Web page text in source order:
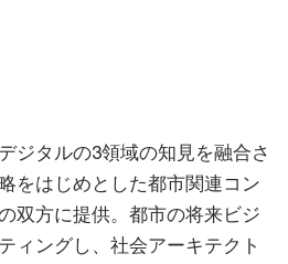
ジタルの3領域の知見を融合さ
をはじめとした都市関連コン
双方に提供。都市の将来ビジ
ィングし、社会アーキテクト